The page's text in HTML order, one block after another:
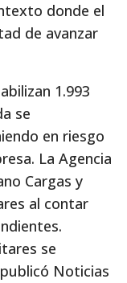
donde el
de avanzar
1.993
se
en riesgo
La Agencia
Cargas y
al contar
se
Noticias